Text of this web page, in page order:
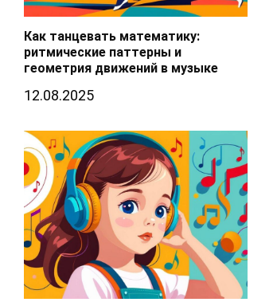
Как танцевать математику:
ритмические паттерны и
геометрия движений в музыке
12.08.2025